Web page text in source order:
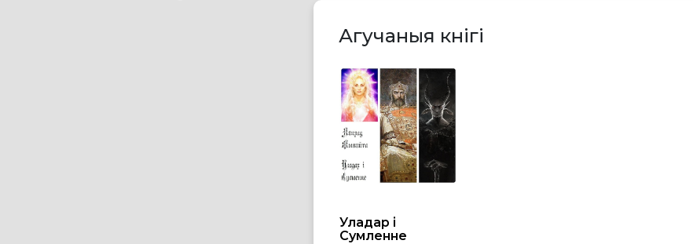
Агучаныя кнігі
Уладар і
Сумленне